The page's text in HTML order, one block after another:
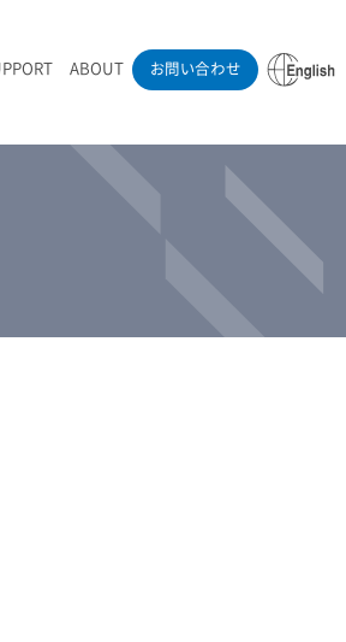
RAMANdrive | ウェハーステージ搭載ラマン顕微鏡
LIBcell | 不活性雰囲気ラマン測定用密閉容器
ABOUT お問い合わせ